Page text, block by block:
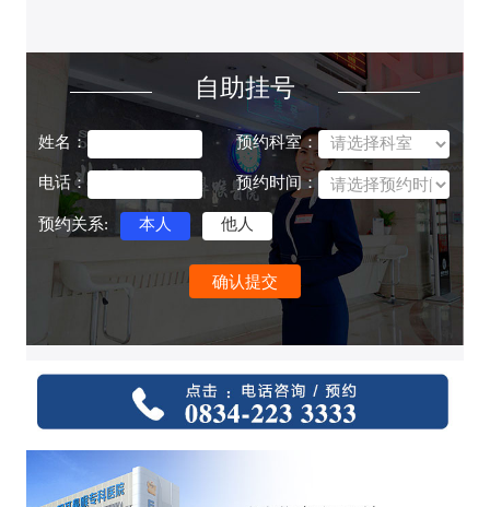
自助挂号
姓名： 预约科室：
电话： 预约时间：
预约关系: 本人 他人